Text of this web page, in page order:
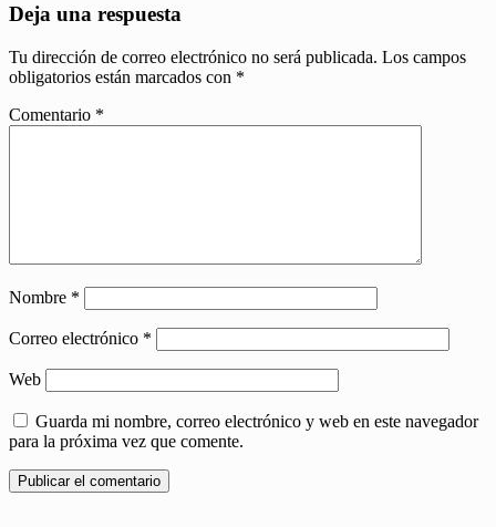
Deja una respuesta
Tu dirección de correo electrónico no será publicada. Los campos
obligatorios están marcados con *
Comentario *
Nombre *
Correo electrónico *
Web
Guarda mi nombre, correo electrónico y web en este navegador
para la próxima vez que comente.